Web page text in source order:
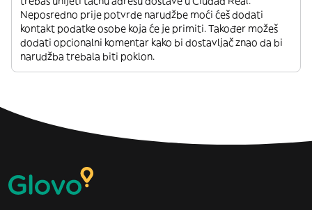
Neposredno prije potvrde narudžbe moći ćeš dodati
kontakt podatke osobe koja će je primiti. Također možeš
dodati opcionalni komentar kako bi dostavljač znao da bi
narudžba trebala biti poklon.